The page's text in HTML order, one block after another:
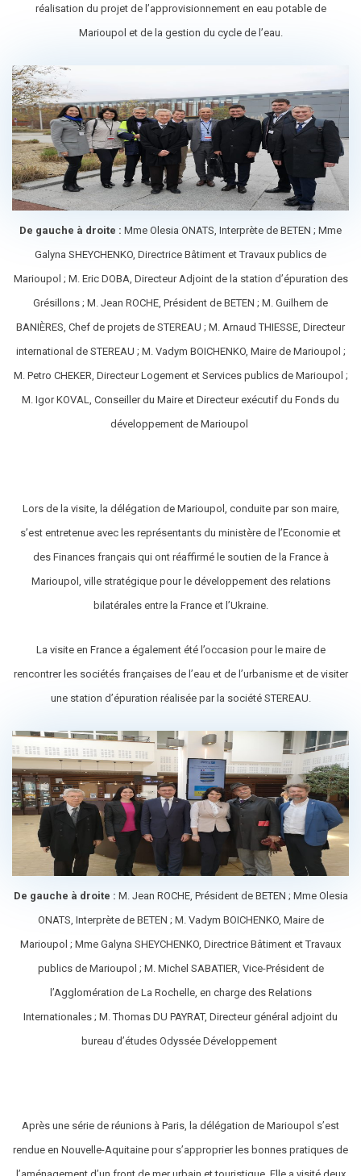
réalisation du projet de l’approvisionnement en eau potable de
Marioupol et de la gestion du cycle de l’eau.
De gauche à droite : Mme Olesia ONATS, Interprète de BETEN ; Mme
Galyna SHEYCHENKO, Directrice Bâtiment et Travaux publics de
Marioupol ; M. Eric DOBA, Directeur Adjoint de la station d’épuration des
Grésillons ; M. Jean ROCHE, Président de BETEN ; M. Guilhem de
BANIÈRES, Chef de projets de STEREAU ; M. Arnaud THIESSE, Directeur
international de STEREAU ; M. Vadym BOICHENKO, Maire de Marioupol ;
M. Petro CHEKER, Directeur Logement et Services publics de Marioupol ;
M. Igor KOVAL, Conseiller du Maire et Directeur exécutif du Fonds du
développement de Marioupol
Lors de la visite, la délégation de Marioupol, conduite par son maire,
s’est entretenue avec les représentants du ministère de l’Economie et
des Finances français qui ont réaffirmé le soutien de la France à
Marioupol, ville stratégique pour le développement des relations
bilatérales entre la France et l’Ukraine.
La visite en France a également été l’occasion pour le maire de
rencontrer les sociétés françaises de l’eau et de l’urbanisme et de visiter
une station d’épuration réalisée par la société STEREAU.
De gauche à droite : M. Jean ROCHE, Président de BETEN ; Mme Olesia
ONATS, Interprète de BETEN ; M. Vadym BOICHENKO, Maire de
Marioupol ; Mme Galyna SHEYCHENKO, Directrice Bâtiment et Travaux
publics de Marioupol ; M. Michel SABATIER, Vice-Président de
l’Agglomération de La Rochelle, en charge des Relations
Internationales ; M. Thomas DU PAYRAT, Directeur général adjoint du
bureau d’études Odyssée Développement
Après une série de réunions à Paris, la délégation de Marioupol s’est
rendue en Nouvelle-Aquitaine pour s’approprier les bonnes pratiques de